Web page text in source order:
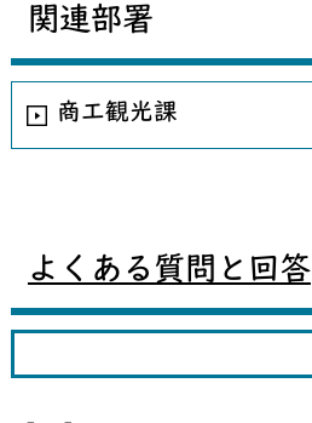
関連部署
商工観光課
よくある質問と回答